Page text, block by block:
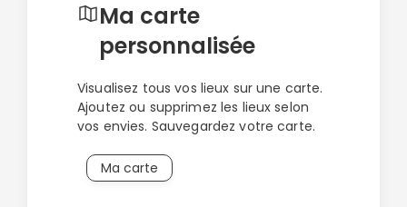
Ma carte
personnalisée
Visualisez tous vos lieux sur une carte.
Ajoutez ou supprimez les lieux selon
vos envies. Sauvegardez votre carte.
Ma carte